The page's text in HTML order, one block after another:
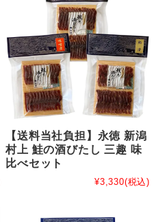
【送料当社負担】永徳 新潟
村上 鮭の酒びたし 三趣 味
比べセット
¥3,330(税込)